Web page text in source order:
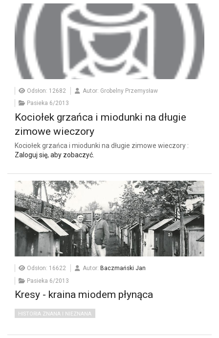
Odsłon: 12682
Autor: Grobelny Przemysław
Pasieka 6/2013
Kociołek grzańca i miodunki na długie
zimowe wieczory
Kociołek grzańca i miodunki na długie zimowe wieczory :
Zaloguj się, aby zobaczyć.
Odsłon: 16622 Autor: Baczmański Jan
Pasieka 6/2013
Kresy - kraina miodem płynąca
HISTORIA ZNANA I NIEZNANA